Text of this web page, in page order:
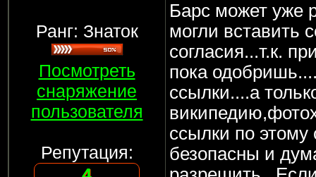
Ранг: Знаток
Посмотреть
снаряжение
пользователя
Репутация:
Барс может уже
могли вставить
согласия...т.к.
пока
ссылки....а
ссылки по этому
безопасны и